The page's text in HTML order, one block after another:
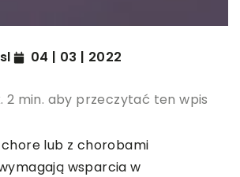
04 | 03 | 2022
2 min. aby przeczytać ten wpis
chore lub z chorobami
wsparcia w